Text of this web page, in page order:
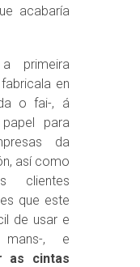
acabaría
primeira
en
o fai-, á
para
da
así como
clientes
que este
de usar e
, e
as cintas